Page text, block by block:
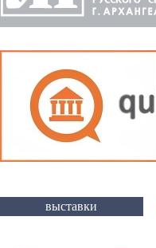
выставки